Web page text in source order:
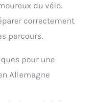
du vélo.
correctement
parcours.
pour une
Allemagne